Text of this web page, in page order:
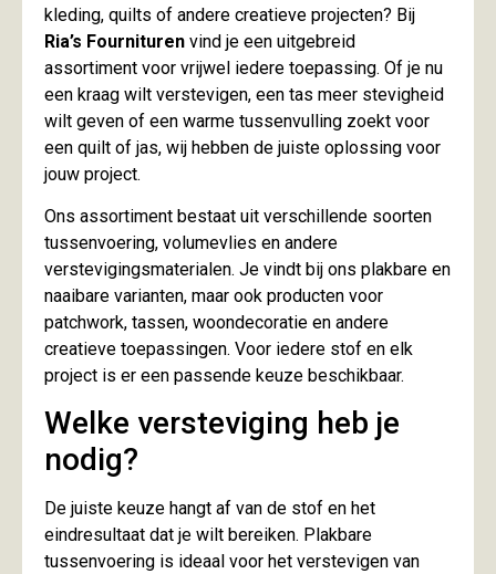
kleding, quilts of andere creatieve projecten? Bij
Ria’s Fournituren vind je een uitgebreid
assortiment voor vrijwel iedere toepassing. Of je nu
een kraag wilt verstevigen, een tas meer stevigheid
wilt geven of een warme tussenvulling zoekt voor
een quilt of jas, wij hebben de juiste oplossing voor
jouw project.
Ons assortiment bestaat uit verschillende soorten
tussenvoering, volumevlies en andere
verstevigingsmaterialen. Je vindt bij ons plakbare en
naaibare varianten, maar ook producten voor
patchwork, tassen, woondecoratie en andere
creatieve toepassingen. Voor iedere stof en elk
project is er een passende keuze beschikbaar.
Welke versteviging heb je
nodig?
De juiste keuze hangt af van de stof en het
eindresultaat dat je wilt bereiken. Plakbare
tussenvoering is ideaal voor het verstevigen van